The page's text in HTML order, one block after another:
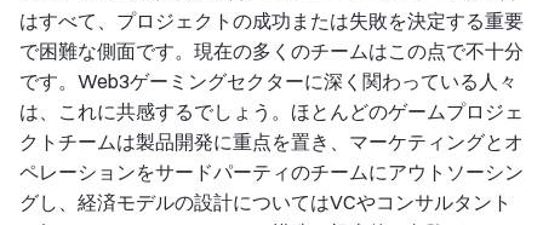
はすべて、プロジェクトの成功または失敗を決定する重要
で困難な側面です。現在の多くのチームはこの点で不十分
です。Web3ゲーミングセクターに深く関わっている人々
は、これに共感するでしょう。ほとんどのゲームプロジェ
クトチームは製品開発に重点を置き、マーケティングとオ
ペレーションをサードパーティのチームにアウトソーシン
グし、経済モデルの設計についてはVCやコンサルタント